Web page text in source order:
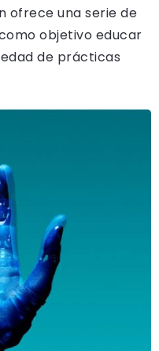
ofrece una serie de
objetivo educar
de prácticas